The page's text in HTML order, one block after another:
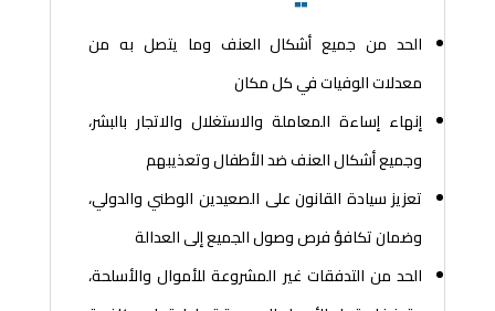
الحد من جميع أشكال العنف وما يتصل به من
معدلات الوفيات في كل مكان
إنهاء إساءة المعاملة والاستغلال والاتجار بالبشر،
وجميع أشكال العنف ضد الأطفال وتعذيبهم
تعزيز سيادة القانون على الصعيدين الوطني والدولي،
وضمان تكافؤ فرص وصول الجميع إلى العدالة
الحد من التدفقات غير المشروعة للأموال والأسلحة،